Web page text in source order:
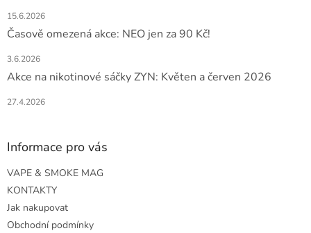
15.6.2026
Časově omezená akce: NEO jen za 90 Kč!
3.6.2026
Akce na nikotinové sáčky ZYN: Květen a červen 2026
27.4.2026
Informace pro vás
VAPE & SMOKE MAG
KONTAKTY
Jak nakupovat
Obchodní podmínky